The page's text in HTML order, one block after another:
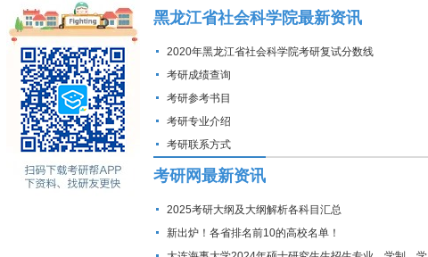
黑龙江省社会科学院最新资讯
2020年黑龙江省社会科学院考研复试分数线
考研成绩查询
考研参考书目
考研专业介绍
考研联系方式
考研网最新资讯
2025考研大纲及大纲解析各科目汇总
新出炉！各省排名前10的高校名单！